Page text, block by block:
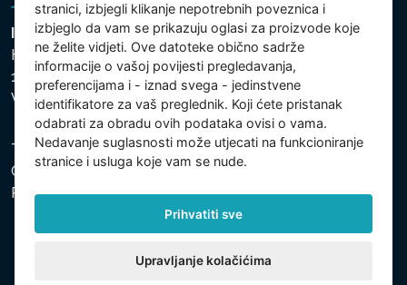
Intex Trading, s.r.o.
Hradecká 2526/3
130 00 Praha 3
Vinohrady - Česká republika
Tvrtka je registrirana pri Općinskom sudu u Pragu, Odjel
C, uložak 74759. Identifikacijski broj tvrtke: 26150808,
Porezni identifikacijski broj: CZ26150808.
stranici, izbjegli klikanje nepotrebnih poveznica i
izbjeglo da vam se prikazuju oglasi za proizvode koje
ne želite vidjeti. Ove datoteke obično sadrže
informacije o vašoj povijesti pregledavanja,
preferencijama i - iznad svega - jedinstvene
identifikatore za vaš preglednik. Koji ćete pristanak
odabrati za obradu ovih podataka ovisi o vama.
Nedavanje suglasnosti može utjecati na funkcioniranje
stranice i usluga koje vam se nude.
Prihvatiti sve
Upravljanje kolačićima